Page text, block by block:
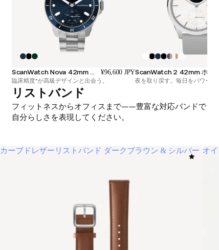
ScanWatch Nova 42mm ブルー ¥96,600 JPY
臨床精度*が高級デザインと出会う。 夜を取り戻す。毎日をパワーア
リストバンド
フィットネスからオフィスまで——豊富な対応バンドで
自分らしさを表現してください。
カーブドレザーリストバンド ダークブラウン & シルバー オ